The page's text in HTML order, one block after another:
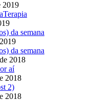
2019
da semana
da semana
2018
aí
2018
2)
2018